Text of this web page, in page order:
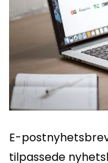
E-
tilpassede